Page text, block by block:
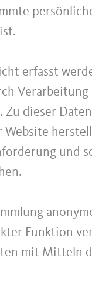
erfasst
dieser
und
Funktion
mit Mitteln